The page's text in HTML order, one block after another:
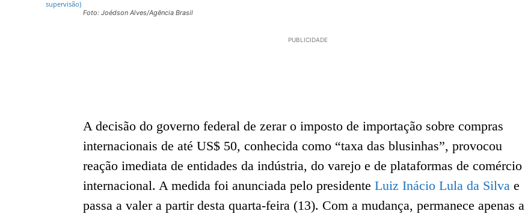
Foto: Joédson Alves/Agência Brasil
PUBLICIDADE
A decisão do governo federal de zerar o imposto de importação sobre compras
internacionais de até US$ 50, conhecida como “taxa das blusinhas”, provocou
reação imediata de entidades da indústria, do varejo e de plataformas de comércio
internacional. A medida foi anunciada pelo presidente Luiz Inácio Lula da Silva e
passa a valer a partir desta quarta-feira (13). Com a mudança, permanece apenas a